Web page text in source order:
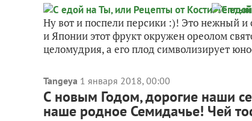
Ну вот и поспели персики :)! Это нежный и
и Японии этот фрукт окружен ореолом
целомудрия, а его плод символизирует
Tangeya 1 января 2018, 00:00
С новым Годом, дорогие наши
наше родное Семидачье! Чей